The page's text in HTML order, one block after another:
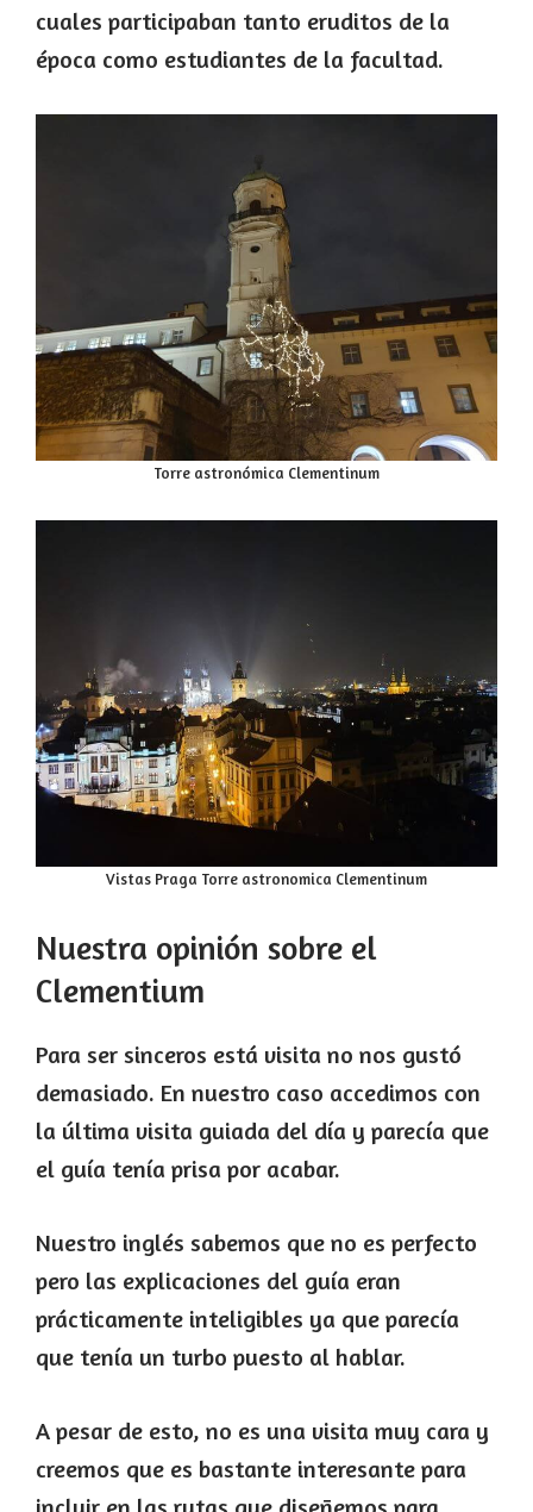
cuales participaban tanto eruditos de la
época como estudiantes de la facultad.
Torre astronómica Clementinum
Vistas Praga Torre astronomica Clementinum
Nuestra opinión sobre el
Clementium
Para ser sinceros está visita no nos gustó
demasiado. En nuestro caso accedimos con
la última visita guiada del día y parecía que
el guía tenía prisa por acabar.
Nuestro inglés sabemos que no es perfecto
pero las explicaciones del guía eran
prácticamente inteligibles ya que parecía
que tenía un turbo puesto al hablar.
A pesar de esto, no es una visita muy cara y
creemos que es bastante interesante para